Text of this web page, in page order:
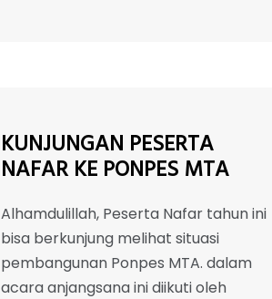
KUNJUNGAN PESERTA
NAFAR KE PONPES MTA
Alhamdulillah, Peserta Nafar tahun ini
bisa berkunjung melihat situasi
pembangunan Ponpes MTA. dalam
acara anjangsana ini diikuti oleh